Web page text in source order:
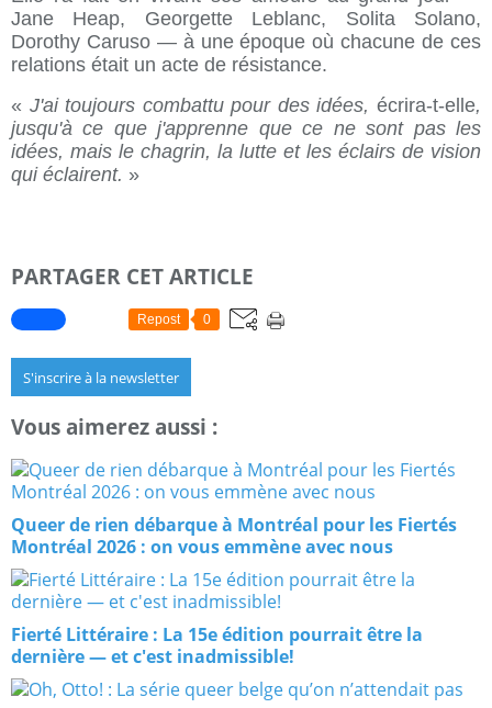
Jane Heap, Georgette Leblanc, Solita Solano,
Dorothy Caruso — à une époque où chacune de ces
relations était un acte de résistance.
« J'ai toujours combattu pour des idées, écrira-t-elle,
jusqu'à ce que j'apprenne que ce ne sont pas les
idées, mais le chagrin, la lutte et les éclairs de vision
qui éclairent. »
PARTAGER CET ARTICLE
Repost 0
S'inscrire à la newsletter
Vous aimerez aussi :
Queer de rien débarque à Montréal pour les Fiertés
Montréal 2026 : on vous emmène avec nous
Fierté Littéraire : La 15e édition pourrait être la
dernière — et c'est inadmissible!